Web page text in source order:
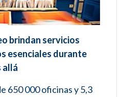
brindan servicios
esenciales durante
allá
650 000 oficinas y 5,3